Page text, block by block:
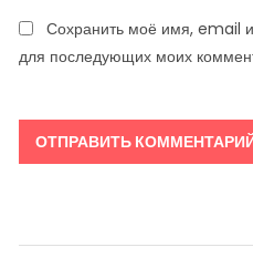
Сохранить моё имя, email
для последующих моих